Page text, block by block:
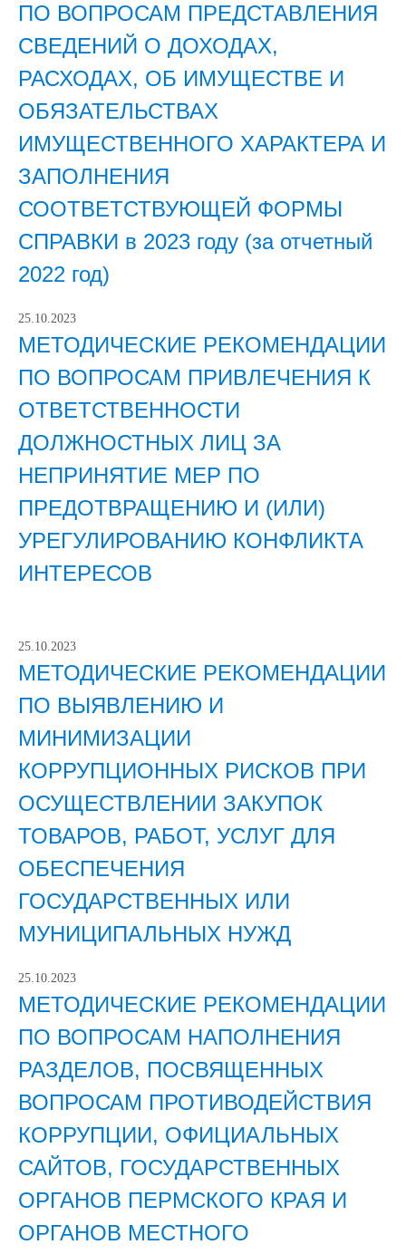
ПО ВОПРОСАМ ПРЕДСТАВЛЕНИЯ
СВЕДЕНИЙ О ДОХОДАХ,
РАСХОДАХ, ОБ ИМУЩЕСТВЕ И
ОБЯЗАТЕЛЬСТВАХ
ИМУЩЕСТВЕННОГО ХАРАКТЕРА И
ЗАПОЛНЕНИЯ
СООТВЕТСТВУЮЩЕЙ ФОРМЫ
СПРАВКИ в 2023 году (за отчетный
2022 год)
25.10.2023
МЕТОДИЧЕСКИЕ РЕКОМЕНДАЦИИ
ПО ВОПРОСАМ ПРИВЛЕЧЕНИЯ К
ОТВЕТСТВЕННОСТИ
ДОЛЖНОСТНЫХ ЛИЦ ЗА
НЕПРИНЯТИЕ МЕР ПО
ПРЕДОТВРАЩЕНИЮ И (ИЛИ)
УРЕГУЛИРОВАНИЮ КОНФЛИКТА
ИНТЕРЕСОВ
25.10.2023
МЕТОДИЧЕСКИЕ РЕКОМЕНДАЦИИ
ПО ВЫЯВЛЕНИЮ И
МИНИМИЗАЦИИ
КОРРУПЦИОННЫХ РИСКОВ ПРИ
ОСУЩЕСТВЛЕНИИ ЗАКУПОК
ТОВАРОВ, РАБОТ, УСЛУГ ДЛЯ
ОБЕСПЕЧЕНИЯ
ГОСУДАРСТВЕННЫХ ИЛИ
МУНИЦИПАЛЬНЫХ НУЖД
25.10.2023
МЕТОДИЧЕСКИЕ РЕКОМЕНДАЦИИ
ПО ВОПРОСАМ НАПОЛНЕНИЯ
РАЗДЕЛОВ, ПОСВЯЩЕННЫХ
ВОПРОСАМ ПРОТИВОДЕЙСТВИЯ
КОРРУПЦИИ, ОФИЦИАЛЬНЫХ
САЙТОВ, ГОСУДАРСТВЕННЫХ
ОРГАНОВ ПЕРМСКОГО КРАЯ И
ОРГАНОВ МЕСТНОГО